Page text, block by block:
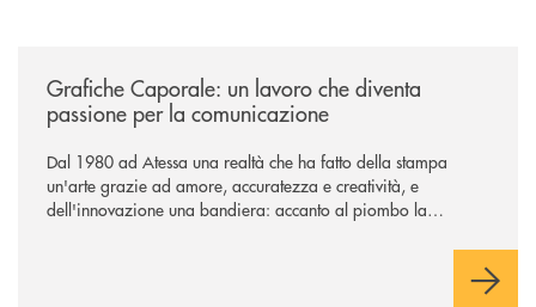
Grafiche Caporale: un lavoro che diventa
passione per la comunicazione
Dal 1980 ad Atessa una realtà che ha fatto della stampa
un'arte grazie ad amore, accuratezza e creatività, e
dell'innovazione una bandiera: accanto al piombo la